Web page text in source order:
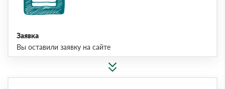
Заявка
Вы оставили заявку на сайте